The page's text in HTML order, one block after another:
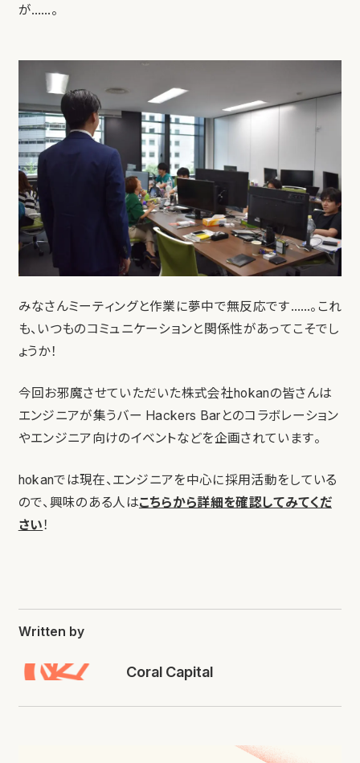
が……。
みなさんミーティングと作業に夢中で無反応です……。これ
も、いつものコミュニケーションと関係性があってこそでし
ょうか！
今回お邪魔させていただいた株式会社hokanの皆さんは
エンジニアが集うバー Hackers Barとのコラボレーション
やエンジニア向けのイベントなどを企画されています。
hokanでは現在、エンジニアを中心に採用活動をしている
ので、興味のある人はこちらから詳細を確認してみてくだ
さい！
Written by
Coral Capital